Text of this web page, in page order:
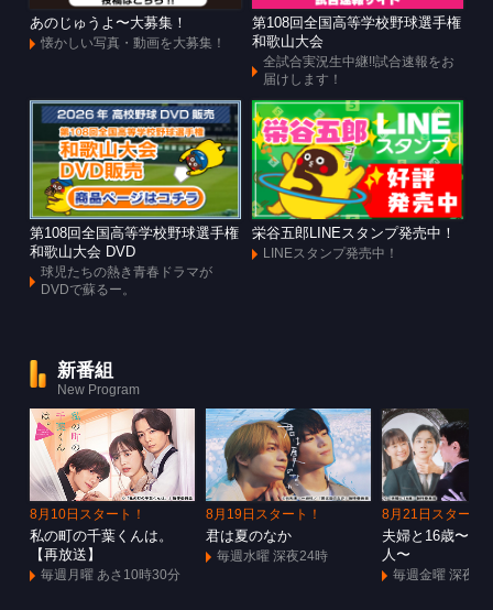
あのじゅうよ〜大募集！
懐かしい写真・動画を大募集！
第108回全国高等学校野球選手権
和歌山大会
全試合実況生中継!!試合速報をお
届けします！
第108回全国高等学校野球選手権
和歌山大会 DVD
球児たちの熱き青春ドラマが
DVDで蘇るー。
栄谷五郎LINEスタンプ発売中！
LINEスタンプ発売中！
新番組
New Program
8月10日スタート！
私の町の千葉くんは。
【再放送】
毎週月曜 あさ10時30分
8月19日スタート！
君は夏のなか
毎週水曜 深夜24時
8月21日スタート
夫婦と16歳〜狂
人〜
毎週金曜 深夜1